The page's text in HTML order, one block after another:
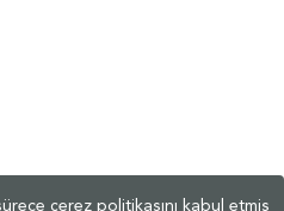
çerez politikasını kabul etmiş